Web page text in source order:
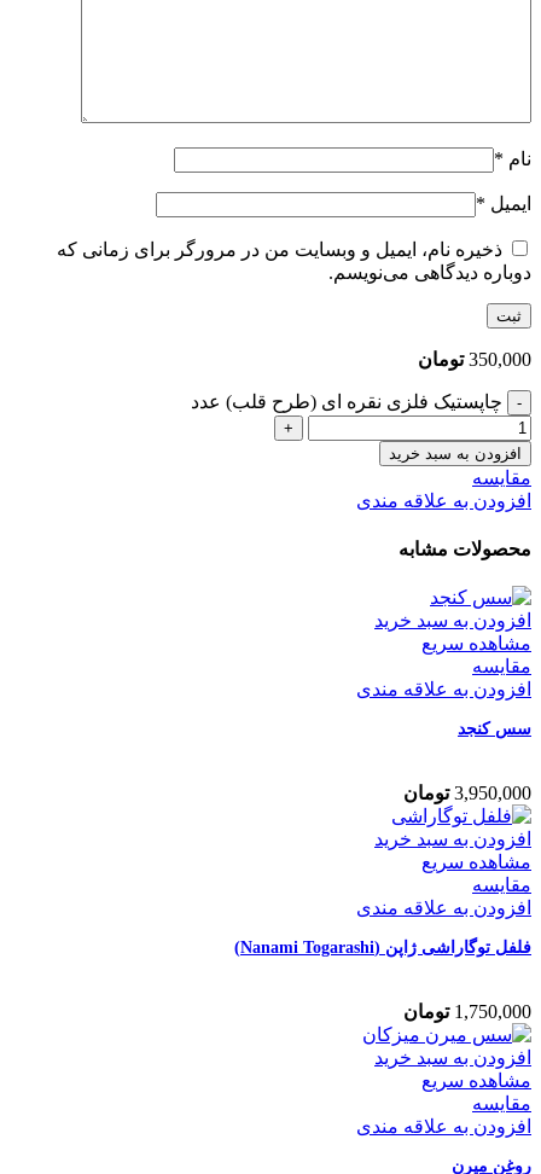
نام *
ایمیل *
ذخیره نام، ایمیل و وبسایت من در مرورگر برای زمانی که
دوباره دیدگاهی می‌نویسم.
350,000 تومان
چاپستیک فلزی نقره ای (طرح قلب) عدد
افزودن به سبد خرید
مقایسه
افزودن به علاقه مندی
محصولات مشابه
افزودن به سبد خرید
مشاهده سریع
مقایسه
افزودن به علاقه مندی
سس کنجد
3,950,000 تومان
افزودن به سبد خرید
مشاهده سریع
مقایسه
افزودن به علاقه مندی
فلفل توگاراشی ژاپن (Nanami Togarashi)
1,750,000 تومان
افزودن به سبد خرید
مشاهده سریع
مقایسه
افزودن به علاقه مندی
روغن میرن